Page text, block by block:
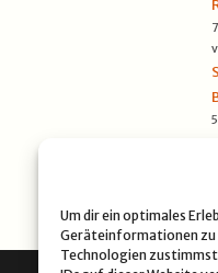
Um dir ein optimales
Geräteinformationen zu
Technologien